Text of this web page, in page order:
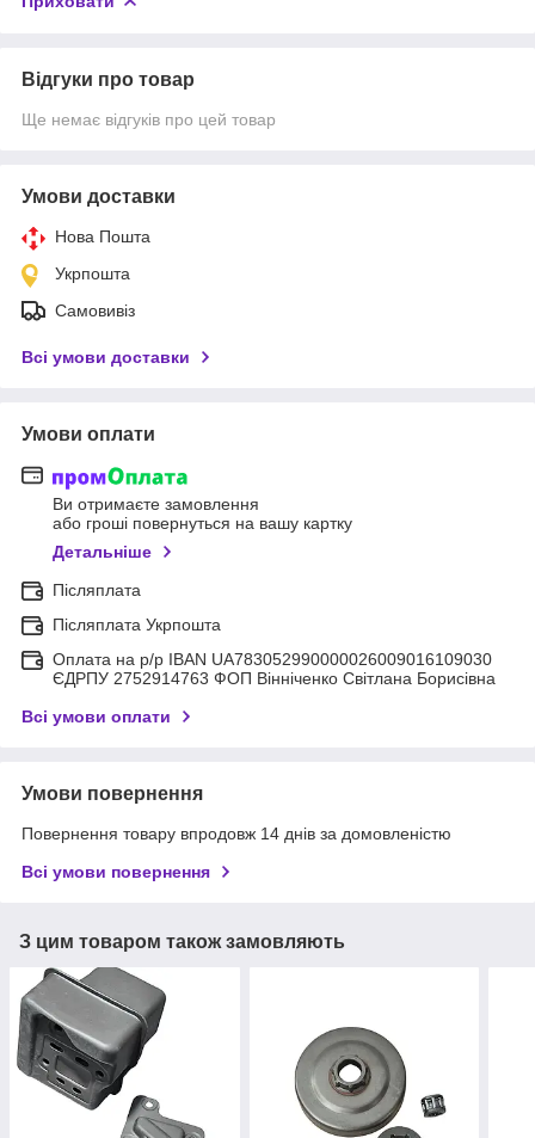
Відгуки про товар
Ще немає відгуків про цей товар
Умови доставки
Нова Пошта
Укрпошта
Самовивіз
Всі умови доставки
Умови оплати
Ви отримаєте замовлення
або гроші повернуться на вашу картку
Детальніше
Післяплата
Післяплата Укрпошта
Оплата на р/р IBAN UA783052990000026009016109030
ЄДРПУ 2752914763 ФОП Вінніченко Світлана Борисівна
Всі умови оплати
Умови повернення
Повернення товару впродовж 14 днів за домовленістю
Всі умови повернення
З цим товаром також замовляють